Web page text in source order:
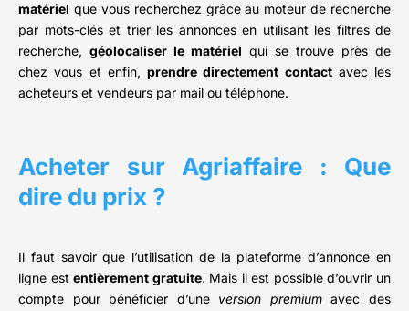
matériel que vous recherchez grâce au moteur de recherche
par mots-clés et trier les annonces en utilisant les filtres de
recherche, géolocaliser le matériel qui se trouve près de
chez vous et enfin, prendre directement contactavec les
acheteurs et vendeurs par mail ou téléphone.
Acheter sur Agriaffaire : Que
dire du prix ?
Il faut savoir que l’utilisation de la plateforme d’annonce en
ligne estentièrement gratuite. Mais il est possible d’ouvrir un
compte pour bénéficier d’une version premiumavec des